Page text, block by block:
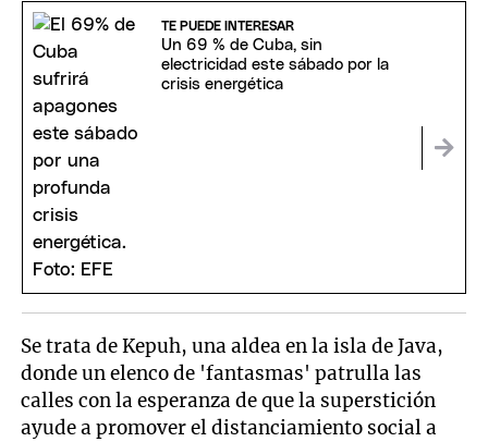
TE PUEDE INTERESAR
Un 69 % de Cuba, sin
electricidad este sábado por la
crisis energética
Se trata de Kepuh, una aldea en la isla de Java,
donde un elenco de 'fantasmas' patrulla las
calles con la esperanza de que la superstición
ayude a promover el distanciamiento social a